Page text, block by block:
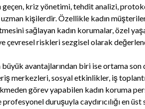
kriz yönetimi, tehdit analizi,
kişilerdir. Özellikle kadın
sağlayan kadın korumalar, özel
çevresel riskleri sezgisel olarak
büyük avantajlarından biri ise ortama
merkezleri, sosyal etkinlikler, iş
görev yapabilen kadın koruma
duruşuyla caydırıcılığı en üst